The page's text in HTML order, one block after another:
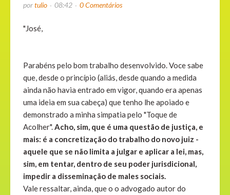
portulio 08:42 0 Comentários
"José,
Parabéns pelo bom trabalho desenvolvido. Voce sabe
que, desde o princípio (aliás, desde quando a medida
ainda não havia entrado em vigor, quando era apenas
uma ideia em sua cabeça) que tenho lhe apoiado e
demonstrado a minha simpatia pelo "Toque de
Acolher".Acho, sim, que é uma questão de justiça, e
mais: é a concretização do trabalho do novo juiz -
aquele que se não limita a julgar e aplicar a lei, mas,
sim, em tentar, dentro de seu poder jurisdicional,
impedir a disseminação de males sociais.
Vale ressaltar, ainda, que o o advogado autor do